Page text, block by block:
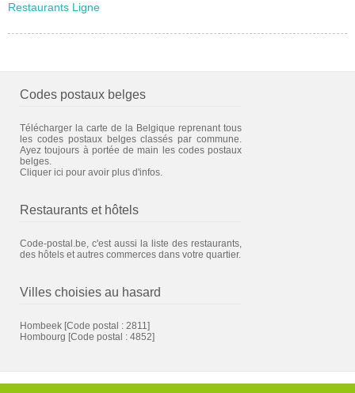
Restaurants Ligne
Codes postaux belges
Télécharger la carte de la Belgique reprenant tous
les codes postaux belges classés par commune.
Ayez toujours à portée de main les codes postaux
belges.
Cliquer ici pour avoir plus d'infos.
Restaurants et hôtels
Code-postal.be, c'est aussi la liste des restaurants,
des hôtels et autres commerces dans votre quartier.
Villes choisies au hasard
Hombeek [Code postal : 2811]
Hombourg [Code postal : 4852]